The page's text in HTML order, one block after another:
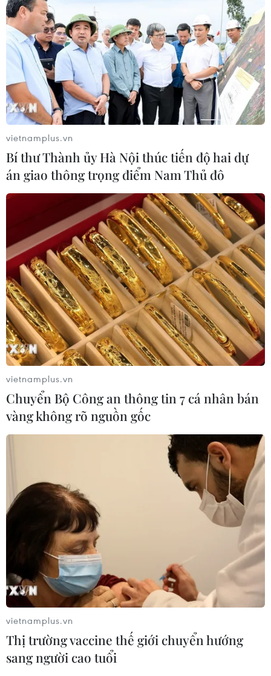
vietnamplus.vn
Bí thư Thành ủy Hà Nội thúc tiến độ hai dự
án giao thông trọng điểm Nam Thủ đô
vietnamplus.vn
Chuyển Bộ Công an thông tin 7 cá nhân bán
vàng không rõ nguồn gốc
vietnamplus.vn
Thị trường vaccine thế giới chuyển hướng
sang người cao tuổi